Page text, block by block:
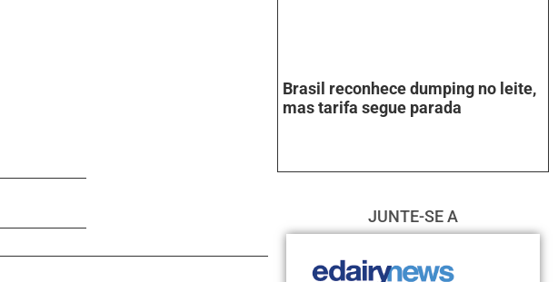
Brasil reconhece dumping no leite,
mas tarifa segue parada
JUNTE-SE A